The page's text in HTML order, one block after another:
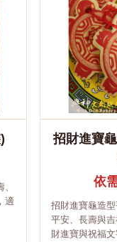
適
招財進寶
依
招財進寶龜造
平安、長壽與
財進寶與祝福